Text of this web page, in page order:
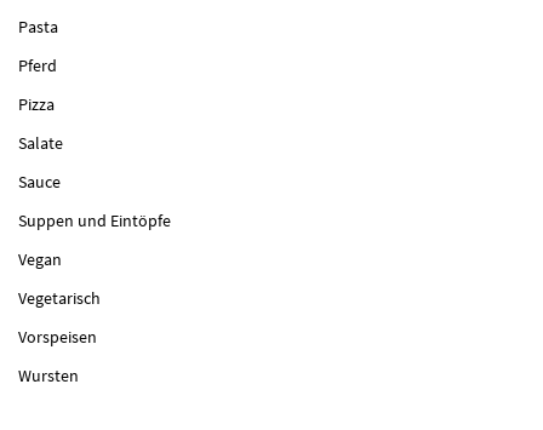
Pasta
Pferd
Pizza
Salate
Sauce
Suppen und Eintöpfe
Vegan
Vegetarisch
Vorspeisen
Wursten